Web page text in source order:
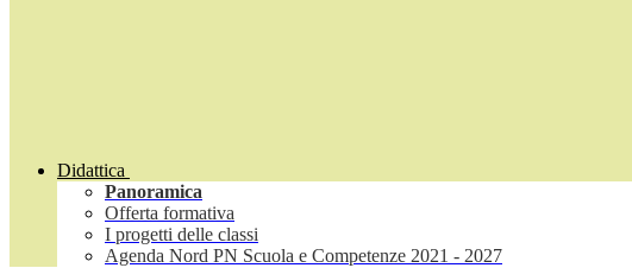
Didattica
Panoramica
Offerta formativa
I progetti delle classi
Agenda Nord PN Scuola e Competenze 2021 - 2027